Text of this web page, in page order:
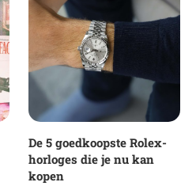
De 5 goedkoopste Rolex-
horloges die je nu kan
kopen